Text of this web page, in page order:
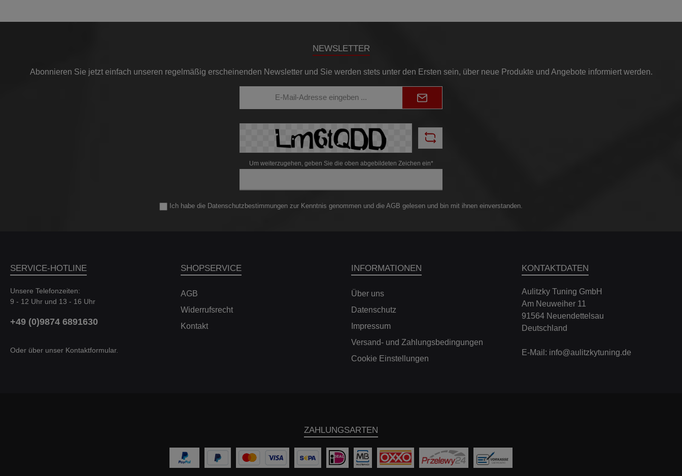
NEWSLETTER
Abonnieren Sie jetzt einfach unseren regelmäßig erscheinenden Newsletter und Sie werden stets unter den Ersten sein, über neue Produkte und Angebote informiert werden.
Mail-
Adresse*
Um weiterzugehen, geben Sie die oben abgebildeten Zeichen ein*
Ich habe die Datenschutzbestimmungen zur Kenntnis genommen und die AGB gelesen und bin mit ihnen einverstanden.
SERVICE-HOTLINE
Unsere Telefonzeiten:
9 - 12 Uhr und 13 - 16 Uhr
+49 (0)9874 6891630
Oder über unser Kontaktformular.
SHOPSERVICE
AGB
Widerrufsrecht
Kontakt
INFORMATIONEN
Über uns
Datenschutz
Impressum
Versand- und Zahlungsbedingungen
Cookie Einstellungen
KONTAKTDATEN
Aulitzky Tuning GmbH
Am Neuweiher 11
91564 Neuendettelsau
Deutschland
E-Mail: info@aulitzkytuning.de
ZAHLUNGSARTEN